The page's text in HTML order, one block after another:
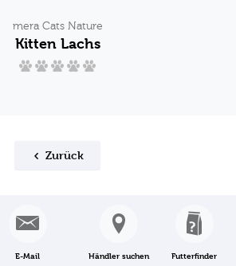
mera Cats Nature
Kitten Lachs
Zurück
E-Mail Händler suchen Futterfinder